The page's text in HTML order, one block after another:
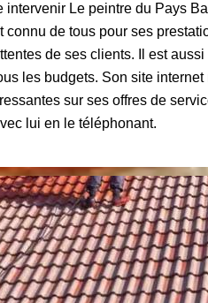
intervenir Le peintre du Pays
connu de tous pour ses
de ses clients. Il est
les budgets. Son site internet
sur ses offres de
lui en le téléphonant.